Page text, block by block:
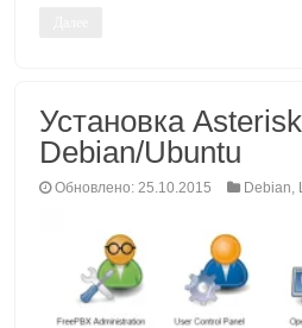
Установка
Debian/Ubuntu
Обновлено: 25.10.2015 Debian,